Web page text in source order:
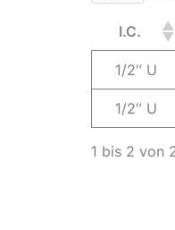
I.C.
1/2″ U
1/2″ U
1 bis 2 von